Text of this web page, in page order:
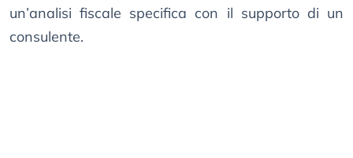
un’analisi fiscale specifica con il supporto di un
consulente.